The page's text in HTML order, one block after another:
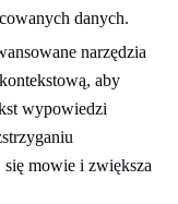
danych.
narzędzia
aby
wypowiedzi
się mowie i zwiększa